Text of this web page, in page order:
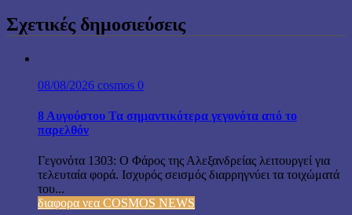
Σχετικές δημοσιεύσεις
08/08/2026 cosmos 0
8 Αυγούστου Τα σημαντικότερα γεγονότα από το
παρελθόν
Γεγονότα 1303: Ο Φάρος της Αλεξανδρείας λειτουργεί για
τελευταία φορά. Ισχυρός σεισμός διαρρηγνύει τα τοιχώματά
του...
διαφορα νεα COSMOS NEWS